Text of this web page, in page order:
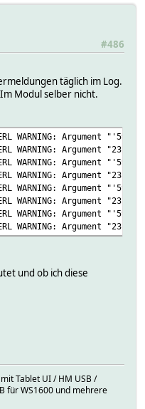
#486
täglich im Log.
Modul selber nicht.
WARNING: Argument
WARNING: Argument
WARNING: Argument
WARNING: Argument
WARNING: Argument
WARNING: Argument
WARNING: Argument
WARNING: Argument
und ob ich diese
Tablet UI / HM USB /
für WS1600 und mehrere